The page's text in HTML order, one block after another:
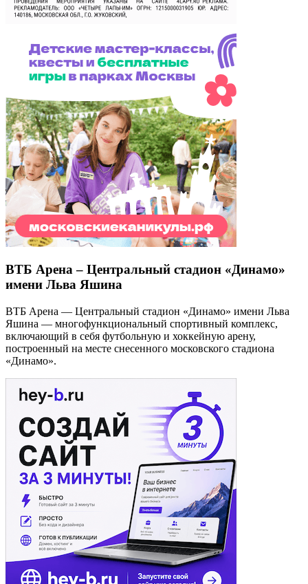
ВТБ Арена – Центральный стадион «Динамо»
имени Льва Яшина
ВТБ Арена — Центральный стадион «Динамо» имени Льва
Яшина — многофункциональный спортивный комплекс,
включающий в себя футбольную и хоккейную арену,
построенный на месте снесенного московского стадиона
«Динамо».